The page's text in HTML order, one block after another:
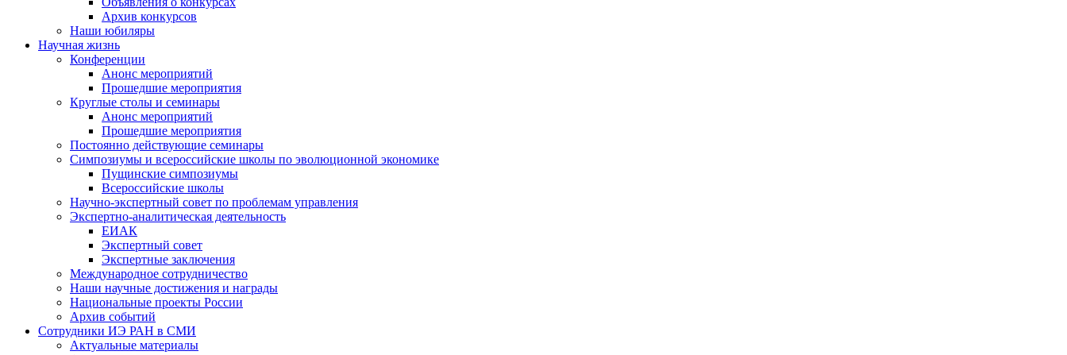
Архив конкурсов
Наши юбиляры
Научная жизнь
Конференции
Анонс мероприятий
Прошедшие мероприятия
Круглые столы и семинары
Анонс мероприятий
Прошедшие мероприятия
Постоянно действующие семинары
Симпозиумы и всероссийские школы по эволюционной экономике
Пущинские симпозиумы
Всероссийские школы
Научно-экспертный совет по проблемам управления
Экспертно-аналитическая деятельность
ЕИАК
Экспертный совет
Экспертные заключения
Международное сотрудничество
Наши научные достижения и награды
Национальные проекты России
Архив событий
Сотрудники ИЭ РАН в СМИ
Актуальные материалы